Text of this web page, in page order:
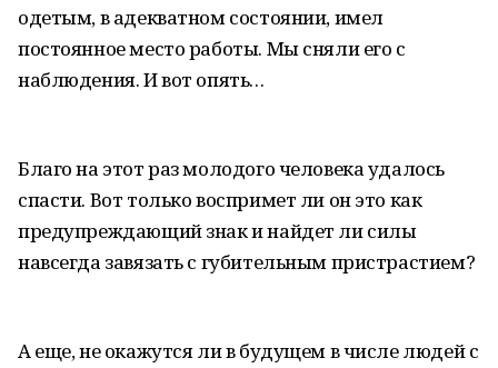
одетым, в адекватном состоянии, имел
постоянное место работы. Мы сняли его с
наблюдения. И вот опять…
Благо на этот раз молодого человека удалось
спасти. Вот только воспримет ли он это как
предупреждающий знак и найдет ли силы
навсегда завязать с губительным пристрастием?
А еще, не окажутся ли в будущем в числе людей с